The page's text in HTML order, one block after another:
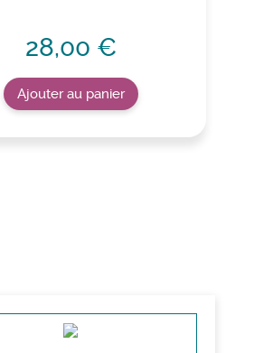
28,00 €
Ajouter au panier